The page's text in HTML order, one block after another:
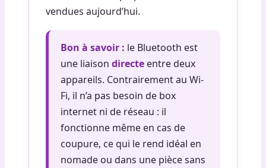
vendues aujourd’hui.
Bon à savoir : le Bluetooth est
une liaison directeentre deux
appareils. Contrairement au Wi-
Fi, il n’a pas besoin de box
internet ni de réseau : il
fonctionne même en cas de
coupure, ce qui le rend idéal en
nomade ou dans une pièce sans